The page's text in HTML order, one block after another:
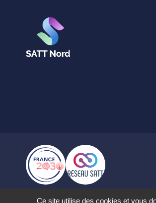
Ce site utilise des cookies et vous